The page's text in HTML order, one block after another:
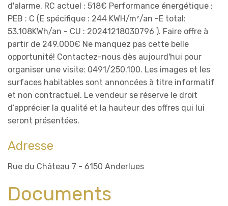
d'alarme. RC actuel : 518€ Performance énergétique :
PEB : C (E spécifique : 244 KWH/m²/an -E total:
53.108KWh/an - CU : 20241218030796 ). Faire offre à
partir de 249.000€ Ne manquez pas cette belle
opportunité! Contactez-nous dès aujourd'hui pour
organiser une visite: 0491/250.100. Les images et les
surfaces habitables sont annoncées à titre informatif
et non contractuel. Le vendeur se réserve le droit
d’apprécier la qualité et la hauteur des offres qui lui
seront présentées.
Adresse
Rue du Château 7 - 6150 Anderlues
Documents